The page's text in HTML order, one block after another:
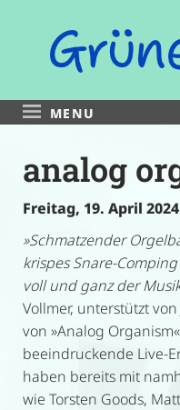
MENU
analog
Freitag, 19. April 2024
»Schmatzender
krispes Snare-
voll und ganz der
Vollmer, unterstützt
von »Analog
beeindruckende Live-
haben bereits mit
wie Torsten Goods,